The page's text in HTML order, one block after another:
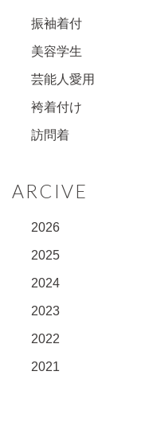
振袖着付
美容学生
芸能人愛用
袴着付け
訪問着
ARCIVE
2026
2025
2024
2023
2022
2021